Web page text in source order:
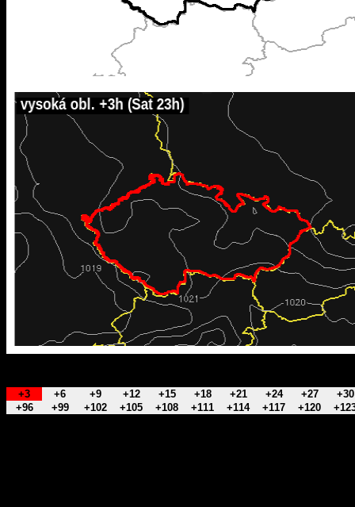
+3 +6 +9 +12 +15 +18 +21 +24 +27
+30
+96
+99 +102 +105 +108 +111 +114 +117 +120